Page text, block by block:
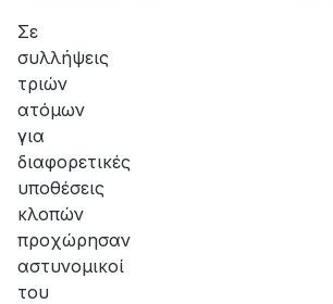
Σε
συλλήψεις
τριών
ατόμων
για
διαφορετικές
υποθέσεις
κλοπών
προχώρησαν
αστυνομικοί
του